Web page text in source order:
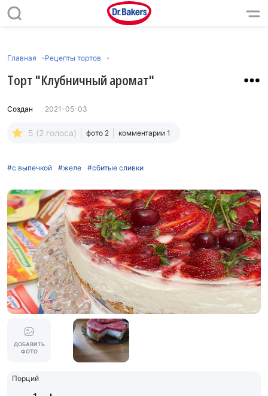
Главная Рецепты тортов
Торт "Клубничный аромат"
Создан 2021-05-03
5 (2 голоса) фото 2 комментарии 1
#с выпечкой #желе #сбитые сливки
ДОБАВИТЬ
ФОТО
Порций